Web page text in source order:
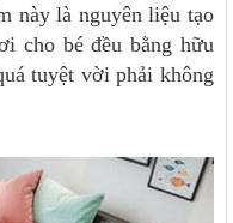
này là nguyên liệu tạo
cho bé đều bằng hữu
tuyệt vời phải không